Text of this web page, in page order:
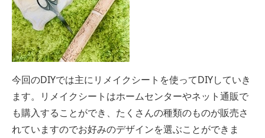
今回のDIYでは主にリメイクシートを使ってDIYしていき
ます。リメイクシートはホームセンターやネット通販で
も購入することができ、たくさんの種類のものが販売さ
れていますのでお好みのデザインを選ぶことができま